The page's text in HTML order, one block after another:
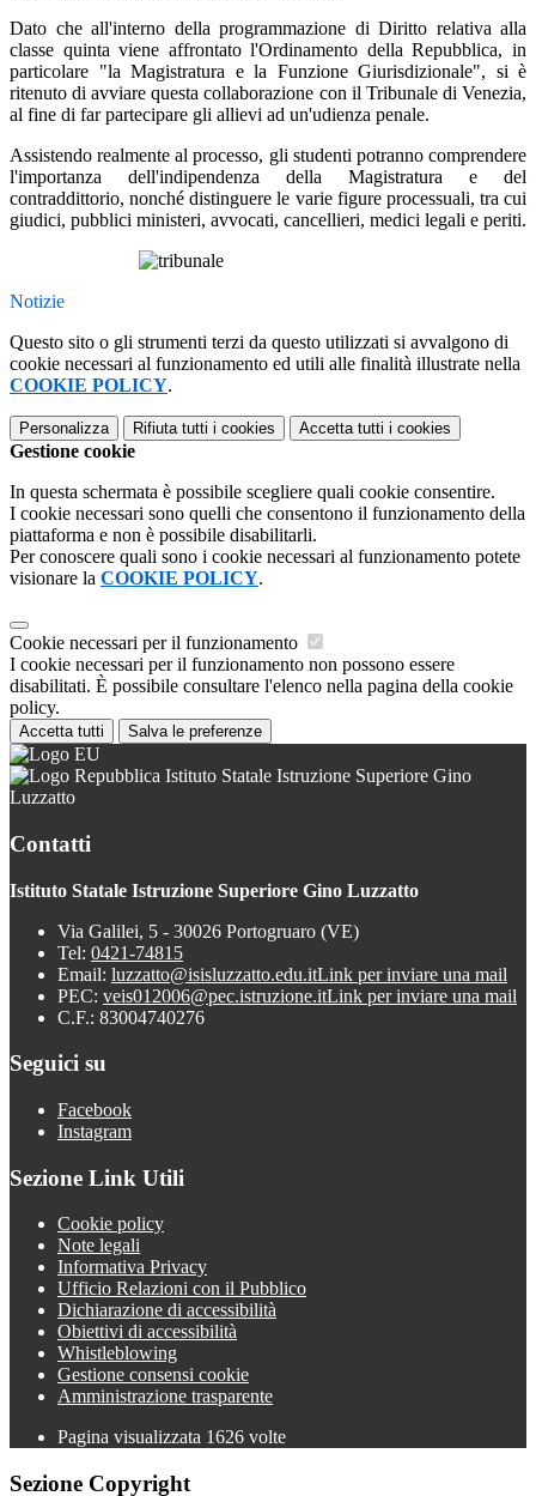
Dato che all'interno della programmazione di Diritto relativa alla
classe quinta viene affrontato l'Ordinamento della Repubblica, in
particolare "la Magistratura e la Funzione Giurisdizionale", si è
ritenuto di avviare questa collaborazione con il Tribunale di Venezia,
al fine di far partecipare gli allievi ad un'udienza penale.
Assistendo realmente al processo, gli studenti potranno comprendere
l'importanza dell'indipendenza della Magistratura e del
contraddittorio, nonché distinguere le varie figure processuali, tra cui
giudici, pubblici ministeri, avvocati, cancellieri, medici legali e periti.
Notizie
Questo sito o gli strumenti terzi da questo utilizzati si avvalgono di
cookie necessari al funzionamento ed utili alle finalità illustrate nella
COOKIE POLICY.
Personalizza Rifiuta tutti i cookies Accetta tutti i cookies
Gestione cookie
In questa schermata è possibile scegliere quali cookie consentire.
I cookie necessari sono quelli che consentono il funzionamento della
piattaforma e non è possibile disabilitarli.
Per conoscere quali sono i cookie necessari al funzionamento potete
visionare la COOKIE POLICY.
Cookie necessari per il funzionamento
I cookie necessari per il funzionamento non possono essere
disabilitati. È possibile consultare l'elenco nella pagina della cookie
policy.
Accetta tutti Salva le preferenze
Istituto Statale Istruzione Superiore Gino
Luzzatto
Contatti
Istituto Statale Istruzione Superiore Gino Luzzatto
Via Galilei, 5 - 30026 Portogruaro (VE)
Tel: 0421-74815
Email: luzzatto@isisluzzatto.edu.itLink per inviare una mail
PEC: veis012006@pec.istruzione.itLink per inviare una mail
C.F.: 83004740276
Seguici su
Facebook
Instagram
Sezione Link Utili
Cookie policy
Note legali
Informativa Privacy
Ufficio Relazioni con il Pubblico
Dichiarazione di accessibilità
Obiettivi di accessibilità
Whistleblowing
Gestione consensi cookie
Amministrazione trasparente
Pagina visualizzata 1626 volte
Sezione Copyright